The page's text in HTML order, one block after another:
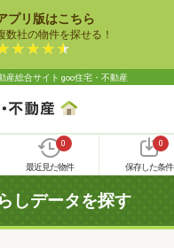
プリ版はこちら
数社の物件を探せる！
産総合サイト goo住宅・不動産
0
最近見た物件
0
保存した条件
しデータを探す